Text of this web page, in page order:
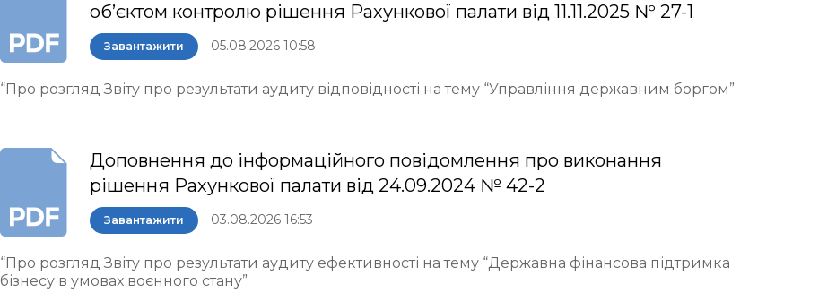
об’єктом контролю рішення Рахункової палати від 11.11.2025 № 27-1
Завантажити 05.08.2026 10:58
“Про розгляд Звіту про результати аудиту відповідності на тему “Управління державним боргом”
Доповнення до інформаційного повідомлення про виконання
рішення Рахункової палати від 24.09.2024 № 42-2
Завантажити 03.08.2026 16:53
“Про розгляд Звіту про результати аудиту ефективності на тему “Державна фінансова підтримка
бізнесу в умовах воєнного стану”